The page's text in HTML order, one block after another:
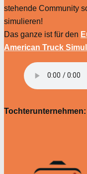
stehende Community
simulieren!
Das ganze ist für den
American Truck
Tochterunternehmen: